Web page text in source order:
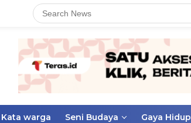
Kata warga Seni Budaya Gaya Hidup